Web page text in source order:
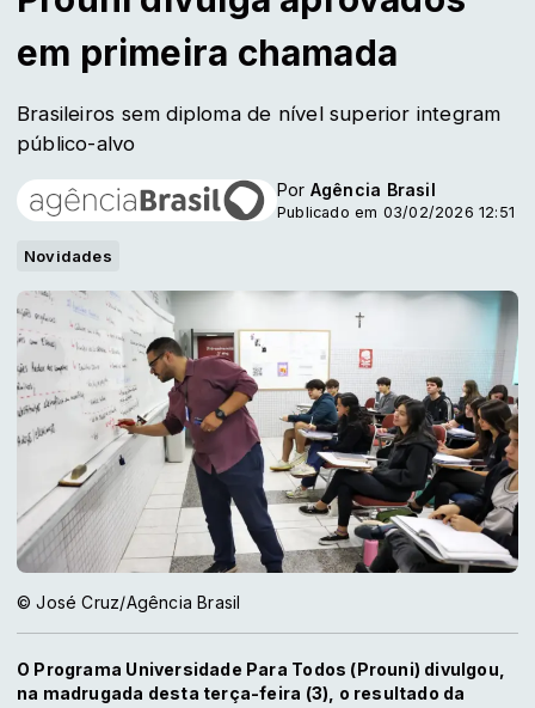
em primeira chamada
Brasileiros sem diploma de nível superior integram
público-alvo
Por Agência Brasil
Publicado em 03/02/2026 12:51
Novidades
© José Cruz/Agência Brasil
O Programa Universidade Para Todos (Prouni) divulgou,
na madrugada desta terça-feira (3), o resultado da